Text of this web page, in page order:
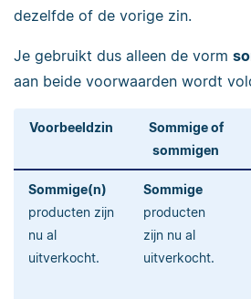
dezelfde of de vorige zin.
Je gebruikt dus alleen de vorm
aan beide voorwaarden wordt
Voorbeeldzin
Sommige of
sommigen
Sommige(n)
producten zijn
nu al
uitverkocht.
Sommige
producten
zijn nu al
uitverkocht.